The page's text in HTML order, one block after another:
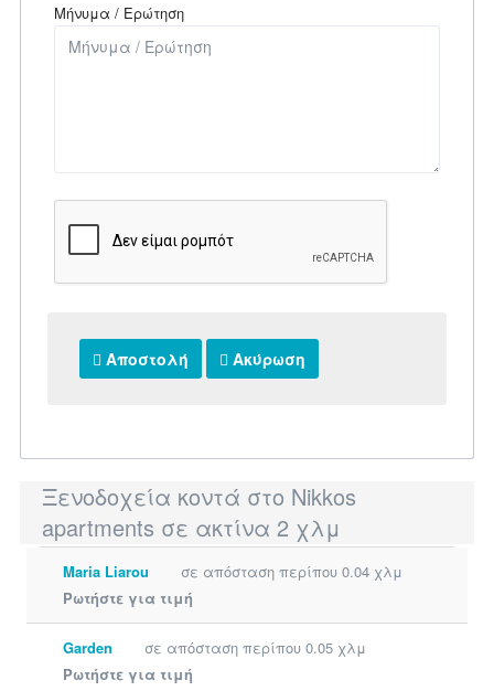
Μήνυμα / Ερώτηση
Αποστολή Ακύρωση
Ξενοδοχεία κοντά στο Nikkos
apartments σε ακτίνα 2 χλμ
Maria Liarou
σε απόσταση περίπου 0.04 χλμ
Ρωτήστε για τιμή
Garden
σε απόσταση περίπου 0.05 χλμ
Ρωτήστε για τιμή